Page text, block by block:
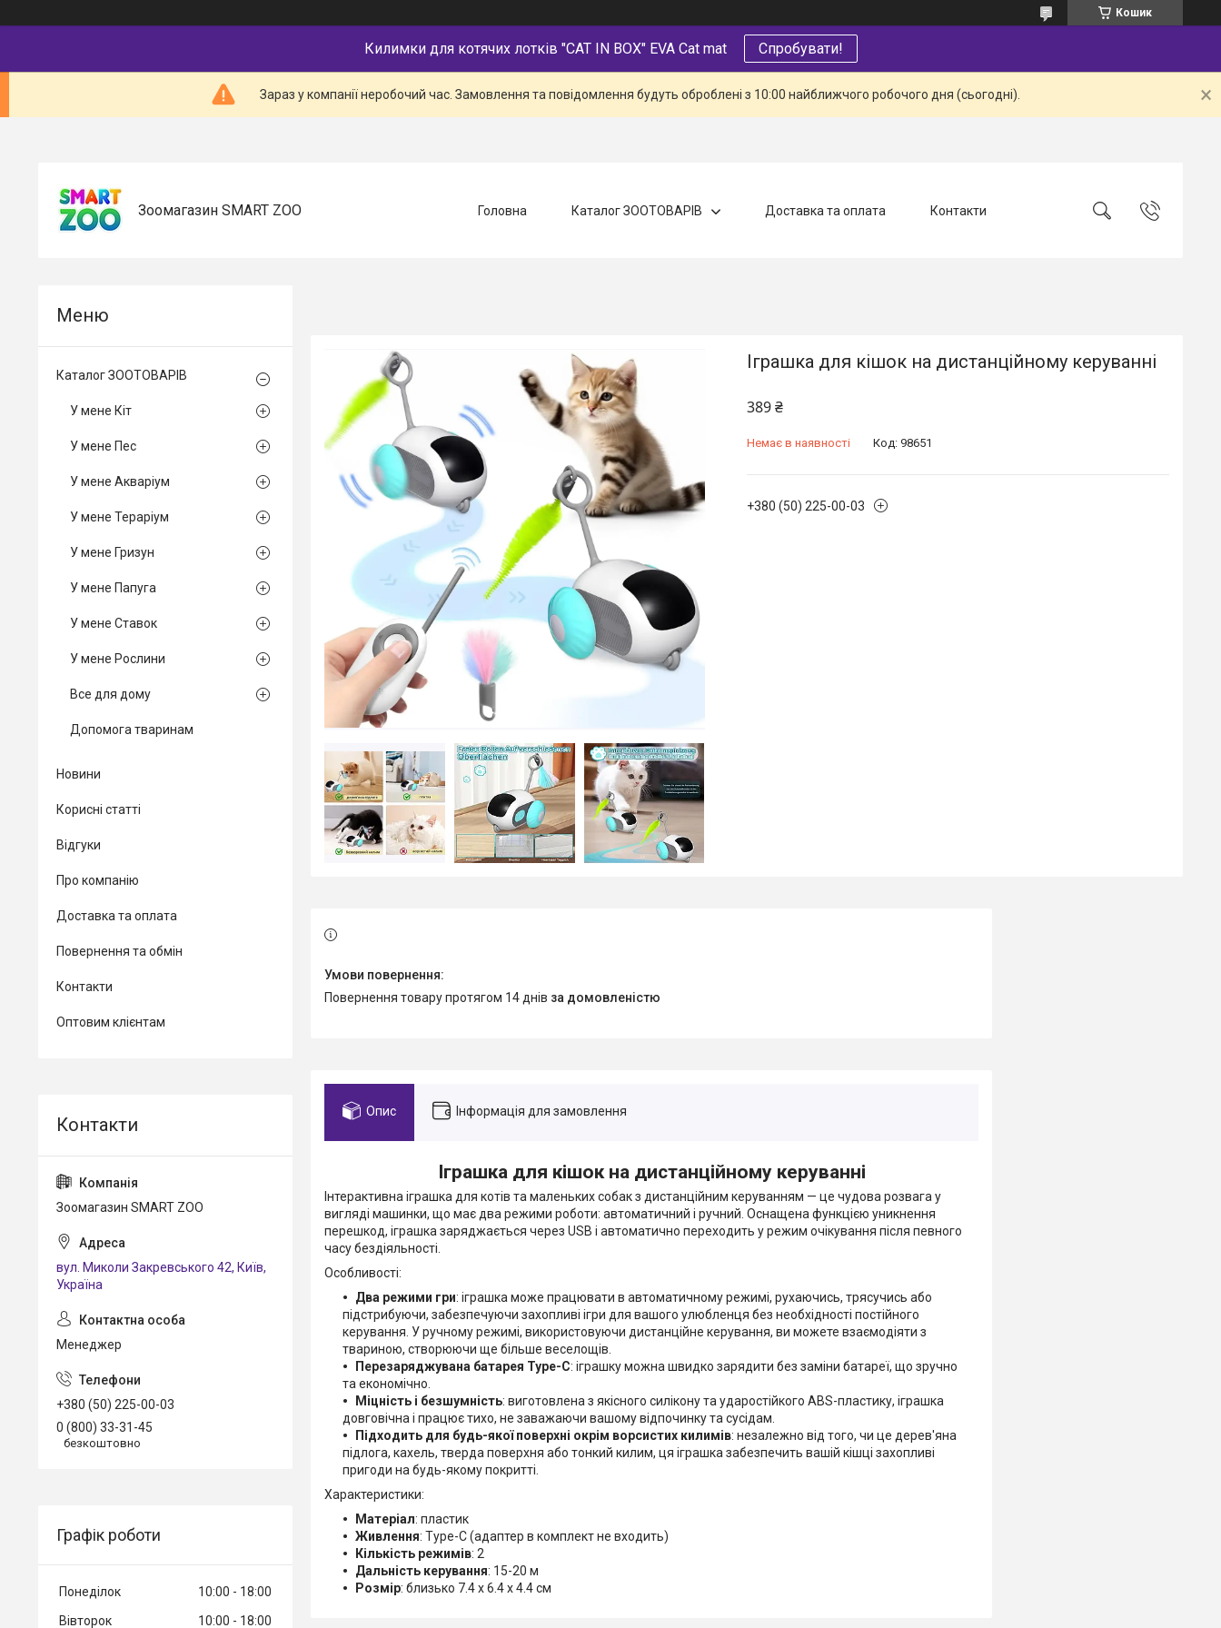
Кошик
Килимки для котячих лотків "CAT IN BOX" EVA Cat mat Спробувати!
Зараз у компанії неробочий час. Замовлення та повідомлення будуть оброблені з 10:00 найближчого робочого дня (сьогодні).
Зоомагазин SMART ZOO Головна Каталог ЗООТОВАРІВ Доставка та оплата Контакти
Іграшка для кішок на дистанційному керуванні
389 ₴
Немає в наявності Код: 98651
+380 (50) 225-00-03
повернення товару протягом 14 днів за домовленістю
Опис Інформація для замовлення
Іграшка для кішок на дистанційному керуванні
Інтерактивна іграшка для котів та маленьких собак з дистанційним керуванням — це чудова розвага у
вигляді машинки, що має два режими роботи: автоматичний і ручний. Оснащена функцією уникнення
перешкод, іграшка заряджається через USB і автоматично переходить у режим очікування після певного
часу бездіяльності.
Особливості:
Два режими гри: іграшка може працювати в автоматичному режимі, рухаючись, трясучись або
підстрибуючи, забезпечуючи захопливі ігри для вашого улюбленця без необхідності постійного
керування. У ручному режимі, використовуючи дистанційне керування, ви можете взаємодіяти з
твариною, створюючи ще більше веселощів.
Перезаряджувана батарея Type-C: іграшку можна швидко зарядити без заміни батареї, що зручно
та економічно.
Міцність і безшумність: виготовлена з якісного силікону та ударостійкого ABS-пластику, іграшка
довговічна і працює тихо, не заважаючи вашому відпочинку та сусідам.
Підходить для будь-якої поверхні окрім ворсистих килимів: незалежно від того, чи це дерев'яна
підлога, кахель, тверда поверхня або тонкий килим, ця іграшка забезпечить вашій кішці захопливі
пригоди на будь-якому покритті.
Характеристики:
Матеріал: пластик
Живлення: Type-C (адаптер в комплект не входить)
Кількість режимів: 2
Дальність керування: 15-20 м
Розмір: близько 7.4 х 6.4 х 4.4 см
Каталог ЗООТОВАРІВ
У мене Кіт
У мене Пес
У мене Акваріум
У мене Тераріум
У мене Гризун
У мене Папуга
У мене Ставок
У мене Рослини
Все для дому
Допомога тваринам
Новини
Корисні статті
Відгуки
Про компанію
Доставка та оплата
Повернення та обмін
Контакти
Оптовим клієнтам
Зоомагазин SMART ZOO
вул. Миколи Закревського 42, Київ,
Україна
Менеджер
+380 (50) 225-00-03
0 (800) 33-31-45
безкоштовно
Графік роботи
Понеділок 10:00
18:00
Вівторок
10:00 18:00